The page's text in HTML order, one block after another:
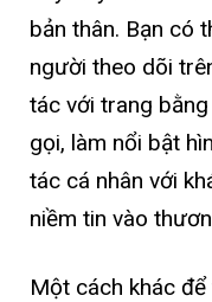
bản thân. Bạn có
người theo dõi
tác với trang
gọi, làm nổi bật
tác cá nhân với
niềm tin vào
Một cách khác